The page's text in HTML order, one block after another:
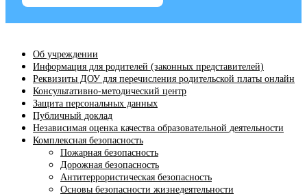
Об учреждении
Информация для родителей (законных представителей)
Реквизиты ДОУ для перечисления родительской платы онлайн
Консультативно-методический центр
Защита персональных данных
Публичный доклад
Независимая оценка качества образовательной деятельности
Комплексная безопасность
Пожарная безопасность
Дорожная безопасность
Антитеррористическая безопасность
Основы безопасности жизнедеятельности